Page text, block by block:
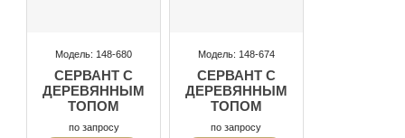
Модель: 148-680
СЕРВАНТ С
ДЕРЕВЯННЫМ
ТОПОМ
по запросу
Модель: 148-674
СЕРВАНТ С
ДЕРЕВЯННЫМ
ТОПОМ
по запросу